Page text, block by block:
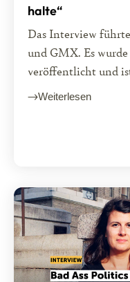
halte“
Das Interview
und GMX. Es
veröffentlicht und
Weiterlesen